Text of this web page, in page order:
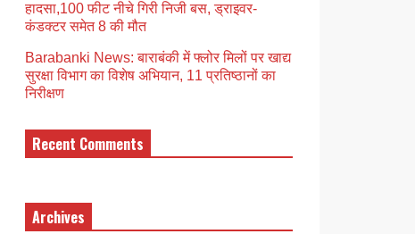
हादसा,100 फीट नीचे गिरी निजी बस, ड्राइवर-
कंडक्टर समेत 8 की मौत
Barabanki News: बाराबंकी में फ्लोर मिलों पर खाद्य
सुरक्षा विभाग का विशेष अभियान, 11 प्रतिष्ठानों का
निरीक्षण
Recent Comments
Archives